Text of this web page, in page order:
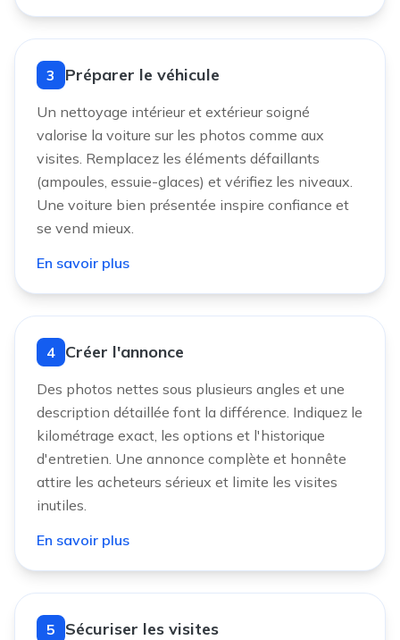
3 Préparer le véhicule
Un nettoyage intérieur et extérieur soigné
valorise la voiture sur les photos comme aux
visites. Remplacez les éléments défaillants
(ampoules, essuie-glaces) et vérifiez les niveaux.
Une voiture bien présentée inspire confiance et
se vend mieux.
En savoir plus
4 Créer l'annonce
Des photos nettes sous plusieurs angles et une
description détaillée font la différence. Indiquez le
kilométrage exact, les options et l'historique
d'entretien. Une annonce complète et honnête
attire les acheteurs sérieux et limite les visites
inutiles.
En savoir plus
5 Sécuriser les visites